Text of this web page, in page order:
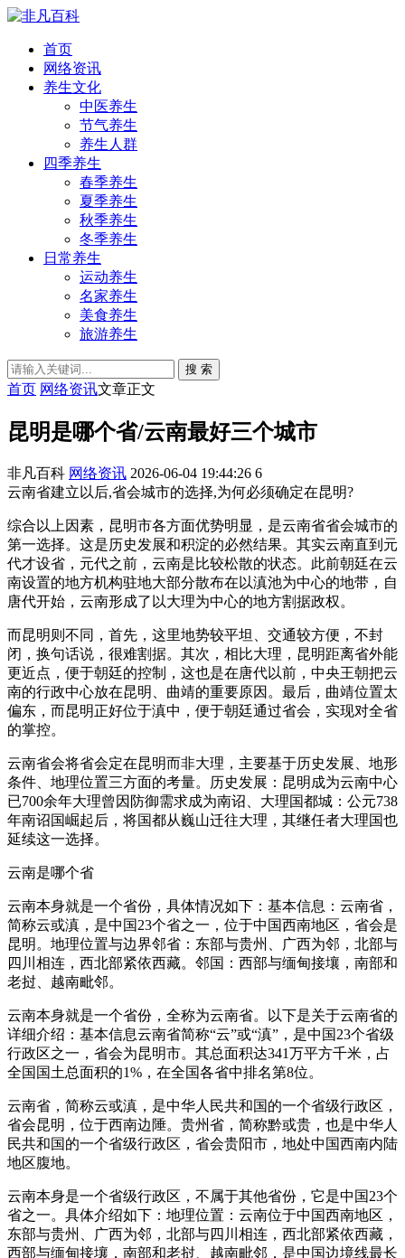
首页
网络资讯
养生文化
中医养生
节气养生
养生人群
四季养生
春季养生
夏季养生
秋季养生
冬季养生
日常养生
运动养生
名家养生
美食养生
旅游养生
搜 索
首页 网络资讯文章正文
昆明是哪个省/云南最好三个城市
非凡百科 网络资讯 2026-06-04 19:44:26 6
云南省建立以后,省会城市的选择,为何必须确定在昆明?
综合以上因素，昆明市各方面优势明显，是云南省省会城市的
第一选择。这是历史发展和积淀的必然结果。其实云南直到元
代才设省，元代之前，云南是比较松散的状态。此前朝廷在云
南设置的地方机构驻地大部分散布在以滇池为中心的地带，自
唐代开始，云南形成了以大理为中心的地方割据政权。
而昆明则不同，首先，这里地势较平坦、交通较方便，不封
闭，换句话说，很难割据。其次，相比大理，昆明距离省外能
更近点，便于朝廷的控制，这也是在唐代以前，中央王朝把云
南的行政中心放在昆明、曲靖的重要原因。最后，曲靖位置太
偏东，而昆明正好位于滇中，便于朝廷通过省会，实现对全省
的掌控。
云南省会将省会定在昆明而非大理，主要基于历史发展、地形
条件、地理位置三方面的考量。历史发展：昆明成为云南中心
已700余年大理曾因防御需求成为南诏、大理国都城：公元738
年南诏国崛起后，将国都从巍山迁往大理，其继任者大理国也
延续这一选择。
云南是哪个省
云南本身就是一个省份，具体情况如下：基本信息：云南省，
简称云或滇，是中国23个省之一，位于中国西南地区，省会是
昆明。地理位置与边界邻省：东部与贵州、广西为邻，北部与
四川相连，西北部紧依西藏。邻国：西部与缅甸接壤，南部和
老挝、越南毗邻。
云南本身就是一个省份，全称为云南省。以下是关于云南省的
详细介绍：基本信息云南省简称“云”或“滇”，是中国23个省级
行政区之一，省会为昆明市。其总面积达341万平方千米，占
全国国土总面积的1%，在全国各省中排名第8位。
云南省，简称云或滇，是中华人民共和国的一个省级行政区，
省会昆明，位于西南边陲。贵州省，简称黔或贵，也是中华人
民共和国的一个省级行政区，省会贵阳市，地处中国西南内陆
地区腹地。
云南本身是一个省级行政区，不属于其他省份，它是中国23个
省之一。具体介绍如下：地理位置：云南位于中国西南地区，
东部与贵州、广西为邻，北部与四川相连，西北部紧依西藏，
西部与缅甸接壤，南部和老挝、越南毗邻，是中国边境线最长